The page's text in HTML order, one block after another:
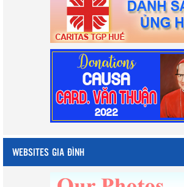
WEBSITES GIA ĐÌNH